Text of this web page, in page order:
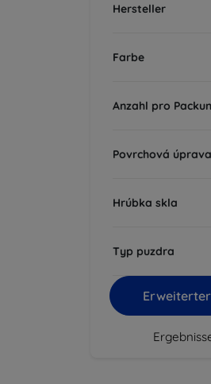
Hersteller
Farbe
Anzahl pro
Povrchová úprava
Hrúbka skla
Typ puzdra